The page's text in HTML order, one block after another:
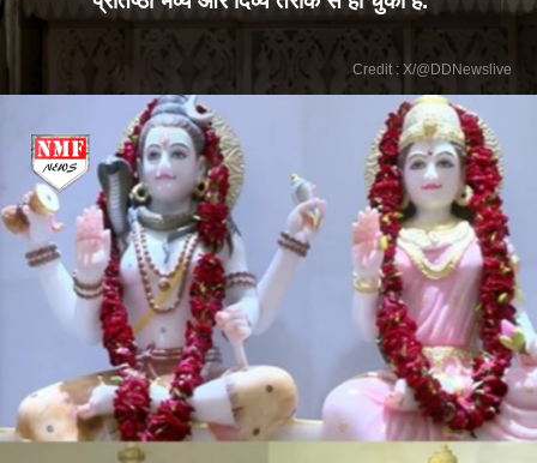
Credit : X/@DDNewslive